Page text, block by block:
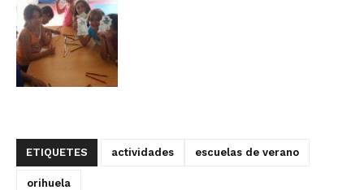
ETIQUETES actividades escuelas de verano
orihuela